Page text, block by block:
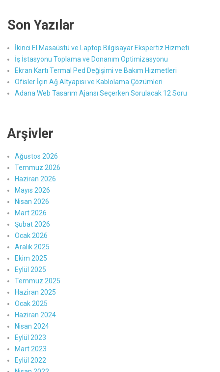
Son Yazılar
İkinci El Masaüstü ve Laptop Bilgisayar Ekspertiz Hizmeti
İş İstasyonu Toplama ve Donanım Optimizasyonu
Ekran Kartı Termal Ped Değişimi ve Bakım Hizmetleri
Ofisler İçin Ağ Altyapısı ve Kablolama Çözümleri
Adana Web Tasarım Ajansı Seçerken Sorulacak 12 Soru
Arşivler
Ağustos 2026
Temmuz 2026
Haziran 2026
Mayıs 2026
Nisan 2026
Mart 2026
Şubat 2026
Ocak 2026
Aralık 2025
Ekim 2025
Eylül 2025
Temmuz 2025
Haziran 2025
Ocak 2025
Haziran 2024
Nisan 2024
Eylül 2023
Mart 2023
Eylül 2022